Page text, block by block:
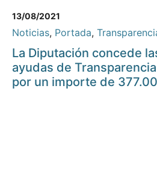
13/08/2021
Noticias, Portada,
La Diputación concede
ayudas de
por un importe de